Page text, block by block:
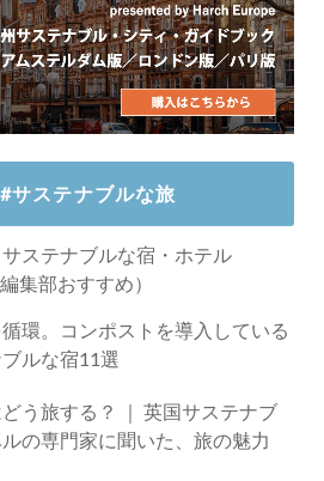
サステナブルな旅
サステナブルな宿・ホテル
集部おすすめ）
環。コンポストを導入している
ルな宿11選
る？ ｜ 英国サステナブ
の専門家に聞いた、旅の魅力